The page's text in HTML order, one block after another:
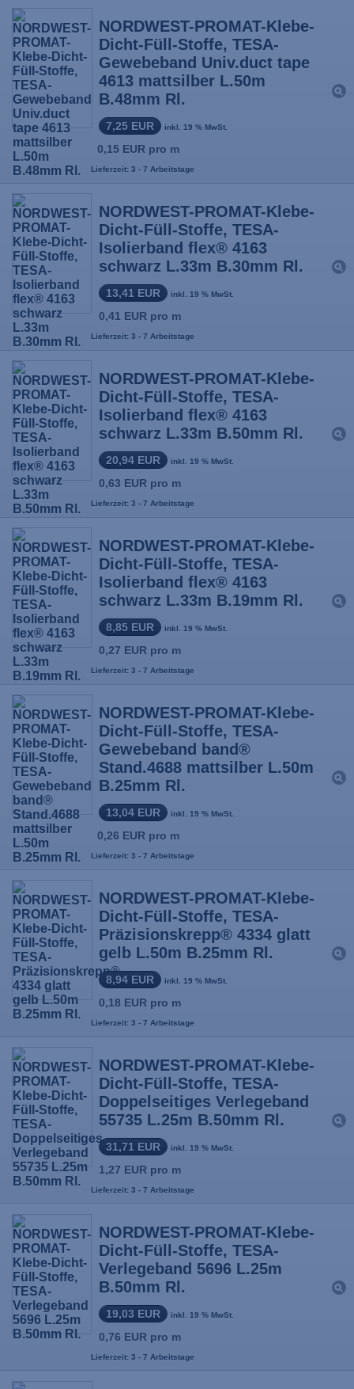
NORDWEST-PROMAT-Klebe-
Dicht-Füll-Stoffe, TESA-
Gewebeband Univ.duct tape
4613 mattsilber L.50m
B.48mm Rl.
7,25 EUR inkl. 19 % MwSt.
0,15 EUR pro m
Lieferzeit: 3 - 7 Arbeitstage
NORDWEST-PROMAT-Klebe-
Dicht-Füll-Stoffe, TESA-
Isolierband flex® 4163
schwarz L.33m B.30mm Rl.
13,41 EUR inkl. 19 % MwSt.
0,41 EUR pro m
Lieferzeit: 3 - 7 Arbeitstage
NORDWEST-PROMAT-Klebe-
Dicht-Füll-Stoffe, TESA-
Isolierband flex® 4163
schwarz L.33m B.50mm Rl.
20,94 EUR inkl. 19 % MwSt.
0,63 EUR pro m
Lieferzeit: 3 - 7 Arbeitstage
NORDWEST-PROMAT-Klebe-
Dicht-Füll-Stoffe, TESA-
Isolierband flex® 4163
schwarz L.33m B.19mm Rl.
8,85 EUR inkl. 19 % MwSt.
0,27 EUR pro m
Lieferzeit: 3 - 7 Arbeitstage
NORDWEST-PROMAT-Klebe-
Dicht-Füll-Stoffe, TESA-
Gewebeband band®
Stand.4688 mattsilber L.50m
B.25mm Rl.
13,04 EUR inkl. 19 % MwSt.
0,26 EUR pro m
Lieferzeit: 3 - 7 Arbeitstage
NORDWEST-PROMAT-Klebe-
Dicht-Füll-Stoffe, TESA-
Präzisionskrepp® 4334 glatt
gelb L.50m B.25mm Rl.
8,94 EUR inkl. 19 % MwSt.
0,18 EUR pro m
Lieferzeit: 3 - 7 Arbeitstage
NORDWEST-PROMAT-Klebe-
Dicht-Füll-Stoffe, TESA-
Doppelseitiges Verlegeband
55735 L.25m B.50mm Rl.
31,71 EUR inkl. 19 % MwSt.
1,27 EUR pro m
Lieferzeit: 3 - 7 Arbeitstage
NORDWEST-PROMAT-Klebe-
Dicht-Füll-Stoffe, TESA-
Verlegeband 5696 L.25m
B.50mm Rl.
19,03 EUR inkl. 19 % MwSt.
0,76 EUR pro m
Lieferzeit: 3 - 7 Arbeitstage